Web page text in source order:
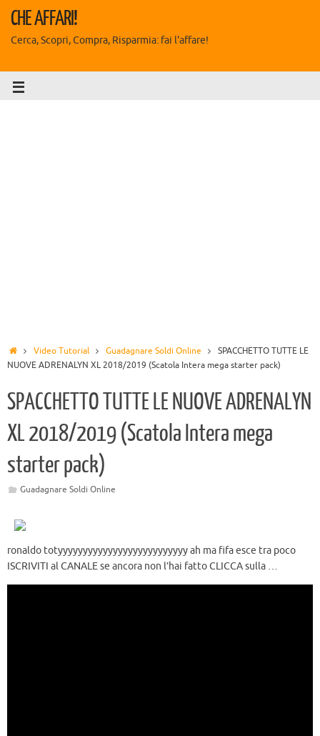
CHE AFFARI!
Cerca, Scopri, Compra, Risparmia: fai l'affare!
Video Tutorial Guadagnare Soldi Online
SPACCHETTO TUTTE LE
NUOVE ADRENALYN XL 2018/2019 (Scatola Intera mega starter pack)
SPACCHETTO TUTTE LE NUOVE ADRENALYN
XL 2018/2019 (Scatola Intera mega
starter pack)
Guadagnare Soldi Online
ronaldo totyyyyyyyyyyyyyyyyyyyyyyyyyy ah ma fifa esce tra poco
ISCRIVITI al CANALE se ancora non l’hai fatto CLICCA sulla …